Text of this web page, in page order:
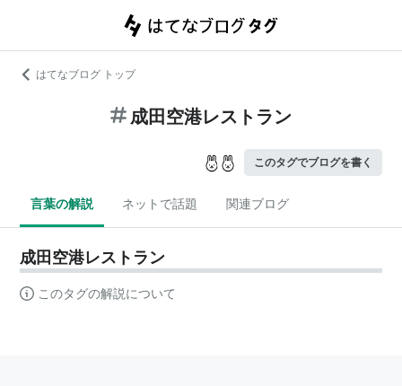
はてなブログ トップ
成田空港レストラン
このタグでブログを書く
言葉の解説 ネットで話題 関連ブログ
成田空港レストラン
このタグの解説について